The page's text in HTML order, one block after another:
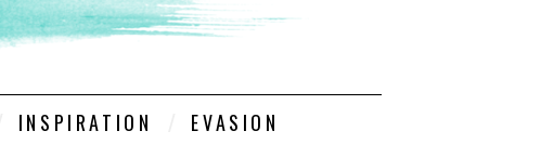
INSPIRATION EVASION